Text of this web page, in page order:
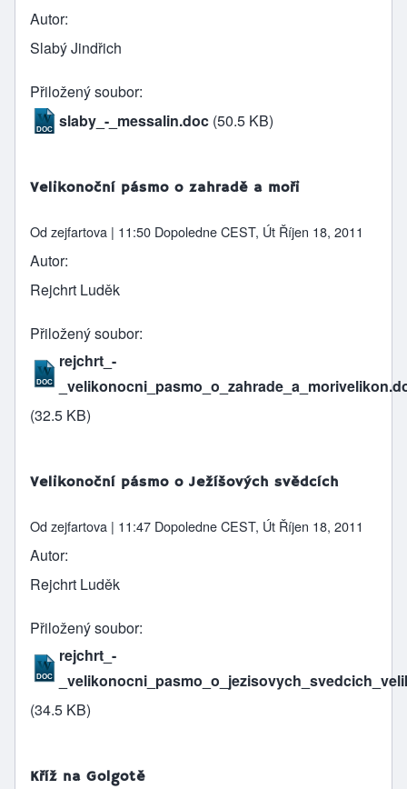
Autor
Slabý Jindřich
Přiložený soubor
slaby_-_messalin.doc (50.5 KB)
Velikonoční pásmo o zahradě a moři
Od zejfartova | 11:50 Dopoledne CEST, Út Říjen 18, 2011
Autor
Rejchrt Luděk
Přiložený soubor
rejchrt_-
(32.5 KB)
Velikonoční pásmo o Ježíšových svědcích
Od zejfartova | 11:47 Dopoledne CEST, Út Říjen 18, 2011
Autor
Rejchrt Luděk
Přiložený soubor
rejchrt_-
(34.5 KB)
Kříž na Golgotě